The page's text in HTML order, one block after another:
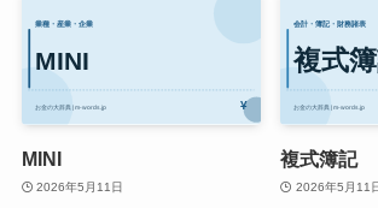
MINI
2026年5月11日
複式簿記
2026年5月11